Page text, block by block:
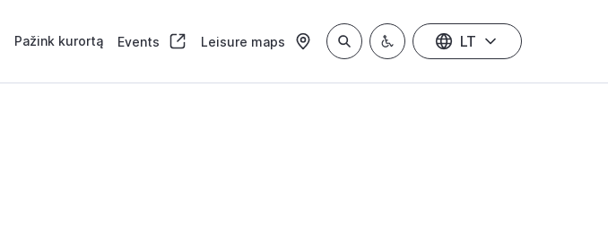
Pažink kurortą Events Leisure maps LT